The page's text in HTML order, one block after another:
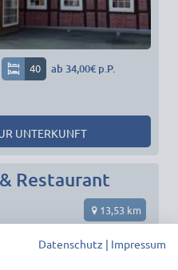
40 ab 34,00€ p.P.
UNTERKUNFT
Restaurant
13,53 km
Datenschutz | Impressum